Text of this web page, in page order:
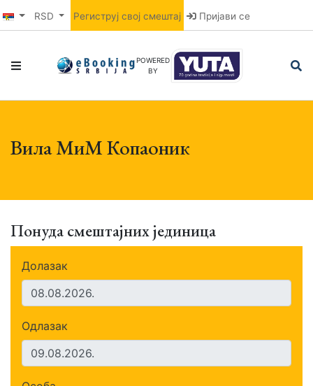
RSD Региструј свој смештај Пријави се
POWERED
BY
Вила МиМ Копаоник
Понуда смештајних јединица
Долазак
Одлазак